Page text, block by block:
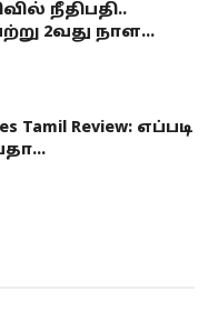
நீதிபதி..
2வது நாள...
Tamil Review: எப்படி